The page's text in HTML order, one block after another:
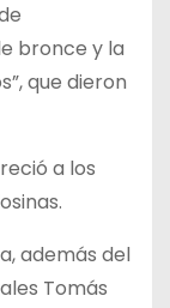
bronce y la
que dieron
a los
además del
Tomás